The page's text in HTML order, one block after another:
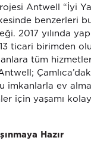
Antwell “İyi
benzerleri
2017 yılında
ticari birimden
tüm
imkanlarla ev
için yaşamı
Hazır